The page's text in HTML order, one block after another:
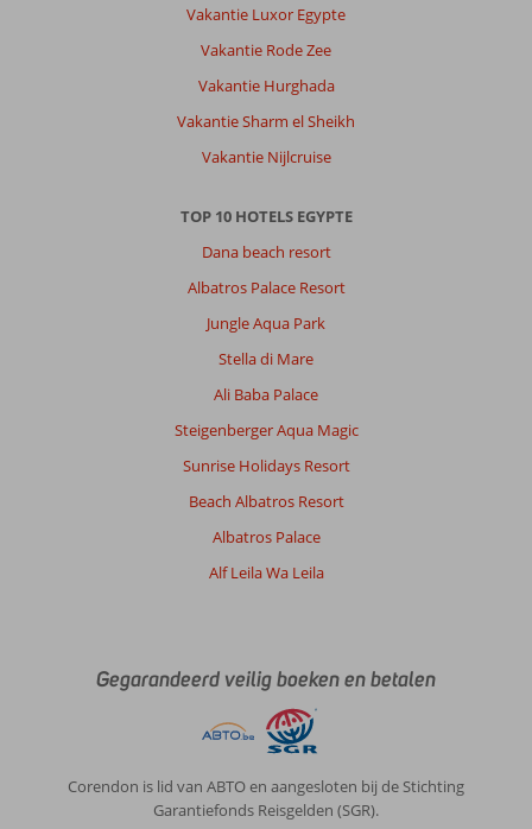
Vakantie Luxor Egypte
Vakantie Rode Zee
Vakantie Hurghada
Vakantie Sharm el Sheikh
Vakantie Nijlcruise
TOP 10 HOTELS EGYPTE
Dana beach resort
Albatros Palace Resort
Jungle Aqua Park
Stella di Mare
Ali Baba Palace
Steigenberger Aqua Magic
Sunrise Holidays Resort
Beach Albatros Resort
Albatros Palace
Alf Leila Wa Leila
Gegarandeerd veilig boeken en betalen
Corendon is lid van ABTO en aangesloten bij de Stichting
Garantiefonds Reisgelden (SGR).